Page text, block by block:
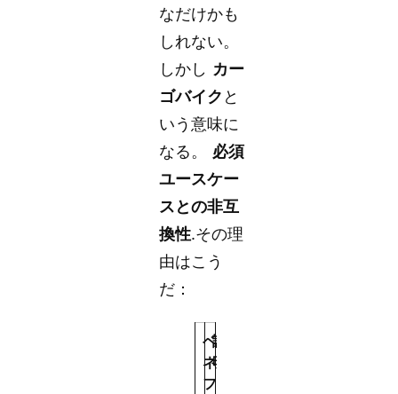
なだけかも
しれない。
しかし カー
ゴバイク と
いう意味に
なる。 必須
ユースケー
スとの非互
換性.その理
由はこう
だ：
ベ
ネ
フ
説
明